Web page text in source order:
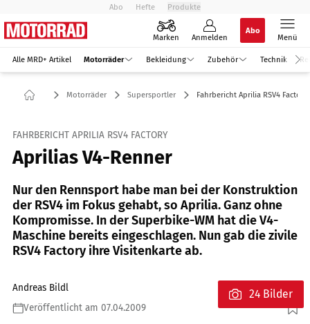
Abo Hefte Produkte
Marken Anmelden
Abo
Menü
Alle MRD+ Artikel Motorräder Bekleidung Zubehör Technik
Motorräder Supersportler Fahrbericht Aprilia RSV4 Factory
FAHRBERICHT APRILIA RSV4 FACTORY
Aprilias V4-Renner
Nur den Rennsport habe man bei der Konstruktion
der RSV4 im Fokus gehabt, so Aprilia. Ganz ohne
Kompromisse. In der Superbike-WM hat die V4-
Maschine bereits eingeschlagen. Nun gab die zivile
RSV4 Factory ihre Visitenkarte ab.
Andreas Bildl
Veröffentlicht am 07.04.2009
Foto: Aprilia
24 Bilder